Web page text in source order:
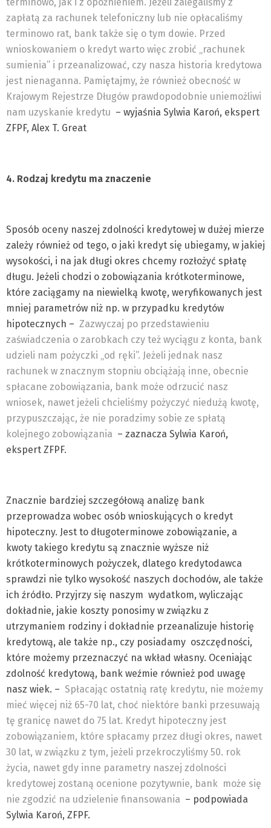
zapłatą za rachunek telefoniczny lub nie opłacaliśmy
terminowo rat, bank także się o tym dowie. Przed
wnioskowaniem o kredyt warto więc zrobić „rachunek
sumienia” i przeanalizować, czy nasza historia kredytowa
jest nienaganna. Pamiętajmy, że również obecność w
Krajowym Rejestrze Długów prawdopodobnie uniemożliwi
nam uzyskanie kredytu – wyjaśnia Sylwia Karoń, ekspert
ZFPF, Alex T. Great
4. Rodzaj kredytu ma znaczenie
Sposób oceny naszej zdolności kredytowej w dużej mierze
zależy również od tego, o jaki kredyt się ubiegamy, w jakiej
wysokości, i na jak długi okres chcemy rozłożyć spłatę
długu. Jeżeli chodzi o zobowiązania krótkoterminowe,
które zaciągamy na niewielką kwotę, weryfikowanych jest
mniej parametrów niż np. w przypadku kredytów
hipotecznych – Zazwyczaj po przedstawieniu
zaświadczenia o zarobkach czy też wyciągu z konta, bank
udzieli nam pożyczki „od ręki”. Jeżeli jednak nasz
rachunek w znacznym stopniu obciążają inne, obecnie
spłacane zobowiązania, bank może odrzucić nasz
wniosek, nawet jeżeli chcieliśmy pożyczyć niedużą kwotę,
przypuszczając, że nie poradzimy sobie ze spłatą
kolejnego zobowiązania – zaznacza Sylwia Karoń,
ekspert ZFPF.
Znacznie bardziej szczegółową analizę bank
przeprowadza wobec osób wnioskujących o kredyt
hipoteczny. Jest to długoterminowe zobowiązanie, a
kwoty takiego kredytu są znacznie wyższe niż
krótkoterminowych pożyczek, dlatego kredytodawca
sprawdzi nie tylko wysokość naszych dochodów, ale także
ich źródło. Przyjrzy się naszym wydatkom, wyliczając
dokładnie, jakie koszty ponosimy w związku z
utrzymaniem rodziny i dokładnie przeanalizuje historię
kredytową, ale także np., czy posiadamy oszczędności,
które możemy przeznaczyć na wkład własny. Oceniając
zdolność kredytową, bank weźmie również pod uwagę
nasz wiek. – Spłacając ostatnią ratę kredytu, nie możemy
mieć więcej niż 65-70 lat, choć niektóre banki przesuwają
tę granicę nawet do 75 lat. Kredyt hipoteczny jest
zobowiązaniem, które spłacamy przez długi okres, nawet
30 lat, w związku z tym, jeżeli przekroczyliśmy 50. rok
życia, nawet gdy inne parametry naszej zdolności
kredytowej zostaną ocenione pozytywnie, bank może się
nie zgodzić na udzielenie finansowania – podpowiada
Sylwia Karoń, ZFPF.